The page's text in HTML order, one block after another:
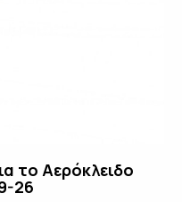
το Αερόκλειδο
26